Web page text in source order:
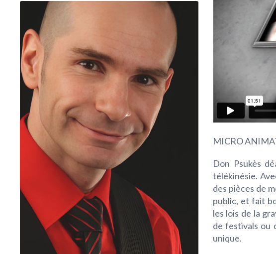
MICRO
Don Psukès
télékinésie.
des pièces de
public, et fait
les lois de la
de festivals ou
unique.